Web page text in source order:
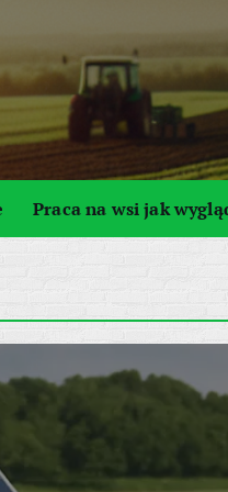
Praca na wsi jak